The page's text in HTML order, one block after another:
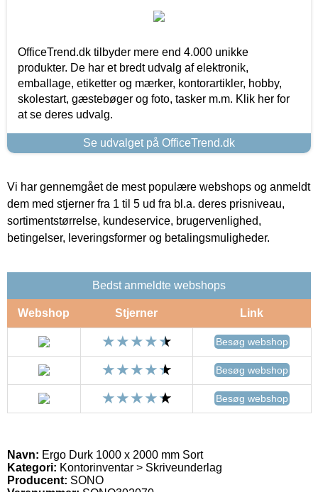
OfficeTrend.dk tilbyder mere end 4.000 unikke
produkter. De har et bredt udvalg af elektronik,
emballage, etiketter og mærker, kontorartikler, hobby,
skolestart, gæstebøger og foto, tasker m.m. Klik her for
at se deres udvalg.
Se udvalget på OfficeTrend.dk
Vi har gennemgået de mest populære webshops og anmeldt
dem med stjerner fra 1 til 5 ud fra bl.a. deres prisniveau,
sortimentstørrelse, kundeservice, brugervenlighed,
betingelser, leveringsformer og betalingsmuligheder.
Bedst anmeldte webshops
Webshop Stjerner Link
Besøg webshop
Besøg webshop
Besøg webshop
Navn: Ergo Durk 1000 x 2000 mm Sort
Kategori: Kontorinventar > Skriveunderlag
Producent: SONO